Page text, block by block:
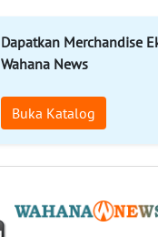
Dapatkan Merchandise
Wahana News
Buka Katalog